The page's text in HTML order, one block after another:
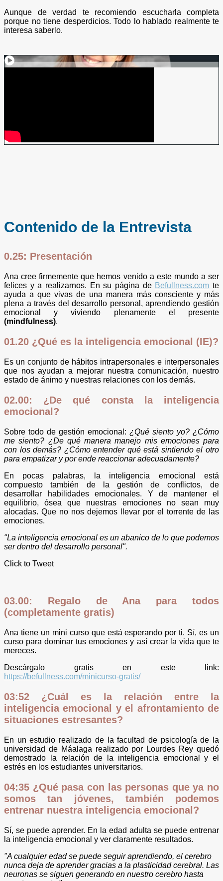
Aunque de verdad te recomiendo escucharla completa
porque no tiene desperdicios. Todo lo hablado realmente te
interesa saberlo.
Contenido de la Entrevista
0.25: Presentación
Ana cree firmemente que hemos venido a este mundo a ser
felices y a realizarnos. En su página de Befullness.com te
ayuda a que vivas de una manera más consciente y más
plena a través del desarrollo personal, aprendiendo gestión
emocional y viviendo plenamente el presente
(mindfulness).
01.20 ¿Qué es la inteligencia emocional (IE)?
Es un conjunto de hábitos intrapersonales e interpersonales
que nos ayudan a mejorar nuestra comunicación, nuestro
estado de ánimo y nuestras relaciones con los demás.
02.00: ¿De qué consta la inteligencia
emocional?
Sobre todo de gestión emocional: ¿Qué siento yo? ¿Cómo
me siento? ¿De qué manera manejo mis emociones para
con los demás? ¿Cómo entender qué está sintiendo el otro
para empatizar y por ende reaccionar adecuadamente?
En pocas palabras, la inteligencia emocional está
compuesto también de la gestión de conflictos, de
desarrollar habilidades emocionales. Y de mantener el
equilibrio, ósea que nuestras emociones no sean muy
alocadas. Que no nos dejemos llevar por el torrente de las
emociones.
"La inteligenc​ia emocional es un abanico de lo que podemos
ser dentro del desarrollo person​al".
Click to Tweet
03.00: Regalo de Ana para todos
(completamente gratis)
Ana tiene un mini curso que está esperando por ti. Sí, es un
curso para dominar tus emociones y así crear la vida que te
mereces.
Descárgalo gratis en este link:
https://befullness.com/minicurso-gratis/
03:52 ¿Cuál es la relación entre la
inteligencia emocional y el afrontamiento de
situaciones estresantes?
En un estudio realizado de la facultad de psicología de la
universidad de Máalaga realizado por Lourdes Rey quedó
demostrado la relación de la inteligencia emocional y el
estrés en los estudiantes universitarios.
04:35 ¿Qué pasa con las personas que ya no
somos tan jóvenes, también podemos
entrenar nuestra inteligencia emocional?
Sí, se puede aprender. En la edad adulta se puede entrenar
la inteligencia emocional y ver claramente resultados.
"A cualquier edad se puede seguir aprendiendo, el cerebro
nunca deja de aprender gracias a la plasticid​ad cerebral. Las
neuronas se siguen generando en nuestro cerebro hasta